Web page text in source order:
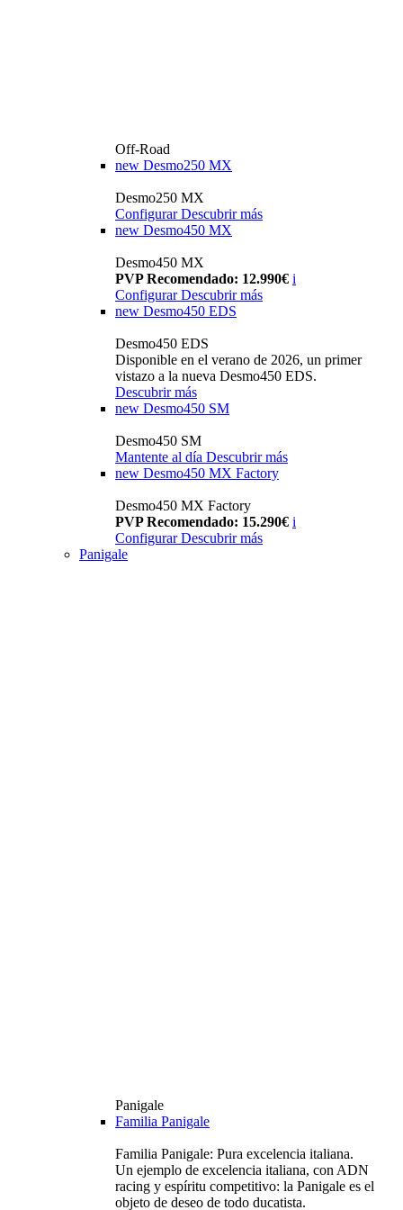
Off-Road
new Desmo250 MX
Desmo250 MX
Configurar Descubrir más
new Desmo450 MX
Desmo450 MX
PVP Recomendado: 12.990€ i
Configurar Descubrir más
new Desmo450 EDS
Desmo450 EDS
Disponible en el verano de 2026, un primer
vistazo a la nueva Desmo450 EDS.
Descubrir más
new Desmo450 SM
Desmo450 SM
Mantente al día Descubrir más
new Desmo450 MX Factory
Desmo450 MX Factory
PVP Recomendado: 15.290€ i
Configurar Descubrir más
Panigale
Panigale
Familia Panigale
Familia Panigale: Pura excelencia italiana.
Un ejemplo de excelencia italiana, con ADN
racing y espíritu competitivo: la Panigale es el
objeto de deseo de todo ducatista.